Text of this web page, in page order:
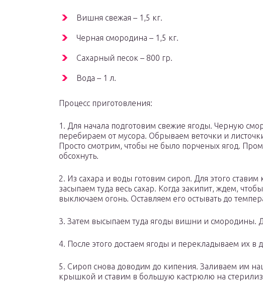
Вишня свежая – 1,5 кг.
Черная смородина – 1,5 кг.
Сахарный песок – 800 гр.
Вода – 1 л.
Процесс приготовления:
1. Для начала подготовим свежие ягоды. Черную
перебираем от мусора. Обрываем веточки и
Просто смотрим, чтобы не было порченых ягод.
обсохнуть.
2. Из сахара и воды готовим сироп. Для этого
засыпаем туда весь сахар. Когда закипит, ждем,
выключаем огонь. Оставляем его остывать до
3. Затем высыпаем туда ягоды вишни и смородины.
4. После этого достаем ягоды и перекладываем их в
5. Сироп снова доводим до кипения. Заливаем им
крышкой и ставим в большую кастрюлю на